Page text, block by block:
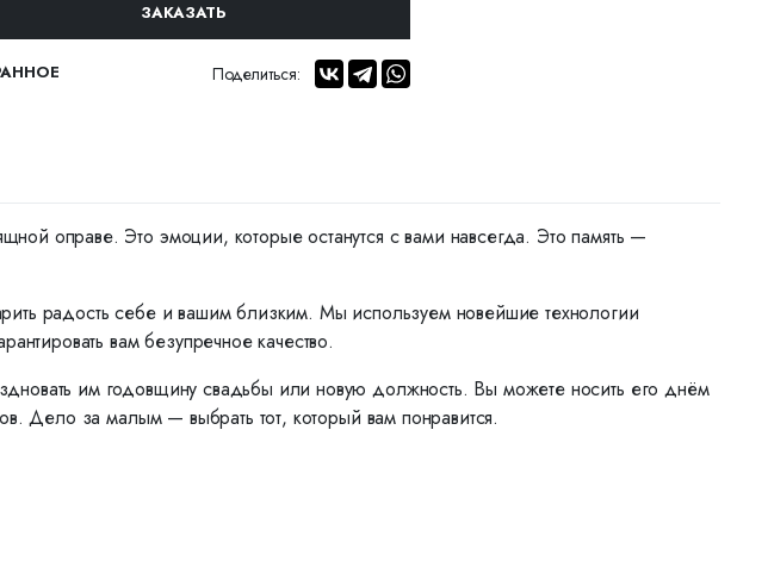
ЗАКАЗАТЬ
Поделиться:
оправе. Это эмоции, которые останутся с вами навсегда. Это память —
радость себе и вашим близким. Мы используем новейшие технологии
вам безупречное качество.
им годовщину свадьбы или новую должность. Вы можете носить его днём
Дело за малым — выбрать тот, который вам понравится.